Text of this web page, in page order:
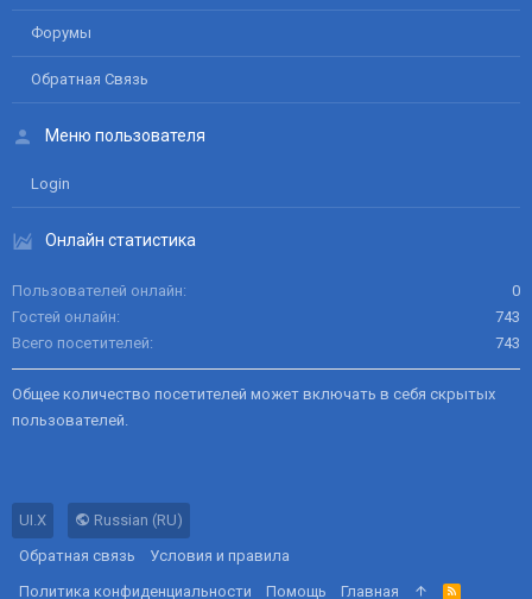
Форумы
Обратная Связь
Меню пользователя
Login
Онлайн статистика
Пользователей онлайн
0
Гостей онлайн
743
Всего посетителей
743
Общее количество посетителей может включать в себя скрытых
пользователей.
UI.X
Russian (RU)
Обратная связь
Условия и правила
Политика конфиденциальности
Помощь Главная R